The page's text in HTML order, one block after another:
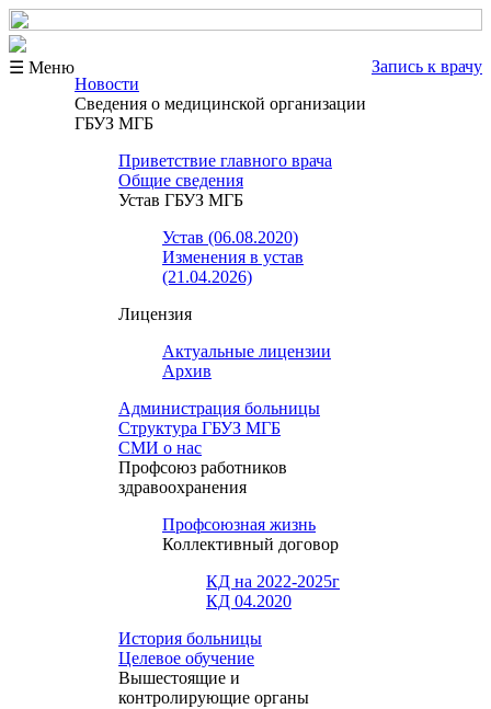
☰ Меню
Запись к врачу
Новости
Сведения о медицинской организации
ГБУЗ МГБ
Приветствие главного врача
Общие сведения
Устав ГБУЗ МГБ
Устав (06.08.2020)
Изменения в устав
(21.04.2026)
Лицензия
Актуальные лицензии
Архив
Администрация больницы
Структура ГБУЗ МГБ
СМИ о нас
Профсоюз работников
здравоохранения
Профсоюзная жизнь
Коллективный договор
КД на 2022-2025г
КД 04.2020
История больницы
Целевое обучение
Вышестоящие и
контролирующие органы